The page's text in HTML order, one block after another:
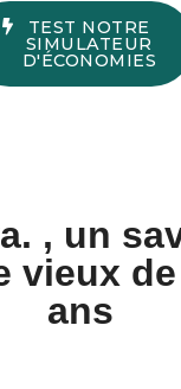
TEST NOTRE
SIMULATEUR
D'ÉCONOMIES
, un
vieux de
ans